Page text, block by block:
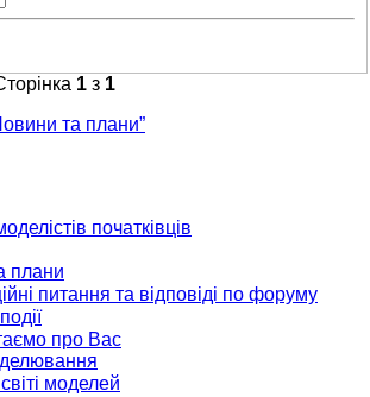
1 з 1
та плани”
початківців
плани
питання та відповіді по форуму
про Вас
моделей